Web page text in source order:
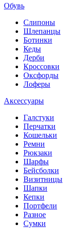
Обувь
Слипоны
Шлепанцы
Ботинки
Кеды
Дерби
Кроссовки
Оксфорды
Лоферы
Аксессуары
Галстуки
Перчатки
Кошельки
Ремни
Рюкзаки
Шарфы
Бейсболки
Визитницы
Шапки
Кепки
Портфели
Разное
Сумки